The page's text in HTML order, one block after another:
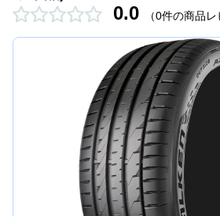
0.0 （0件の商品レ